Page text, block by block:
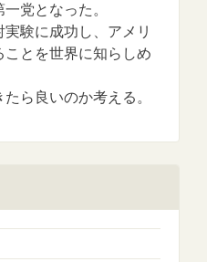
党となった。
験に成功し、アメリ
ことを世界に知らしめ
ら良いのか考える。